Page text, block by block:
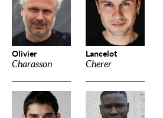
Olivier
Charasson
Lancelot
Cherer